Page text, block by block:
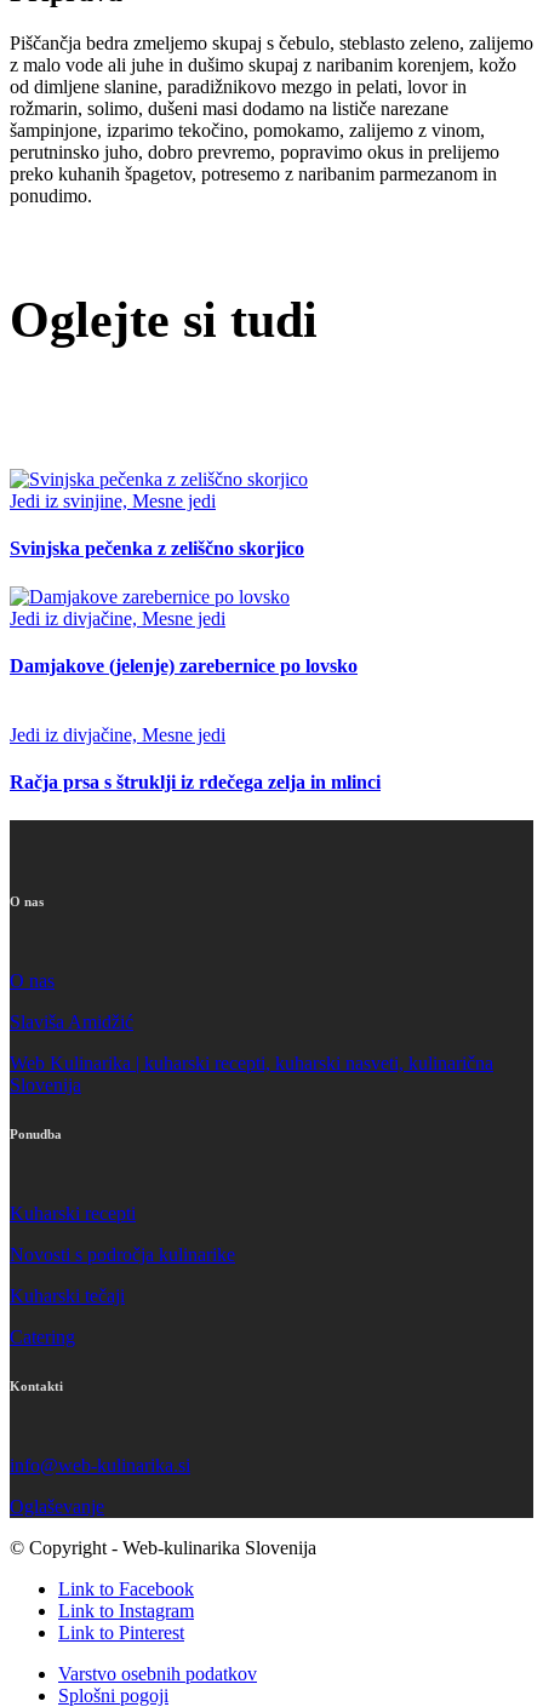
Piščančja bedra zmeljemo skupaj s čebulo, steblasto zeleno, zalijemo
z malo vode ali juhe in dušimo skupaj z naribanim korenjem, kožo
od dimljene slanine, paradižnikovo mezgo in pelati, lovor in
rožmarin, solimo, dušeni masi dodamo na lističe narezane
šampinjone, izparimo tekočino, pomokamo, zalijemo z vinom,
perutninsko juho, dobro prevremo, popravimo okus in prelijemo
preko kuhanih špagetov, potresemo z naribanim parmezanom in
ponudimo.
Oglejte si tudi
Jedi iz svinjine, Mesne jedi
Svinjska pečenka z zeliščno skorjico
Jedi iz divjačine, Mesne jedi
Damjakove (jelenje) zarebernice po lovsko
Jedi iz divjačine, Mesne jedi
Račja prsa s štruklji iz rdečega zelja in mlinci
O nas
O nas
Slaviša Amidžić
Web Kulinarika | kuharski recepti, kuharski nasveti, kulinarična
Slovenija
Ponudba
Kuharski recepti
Novosti s področja kulinarike
Kuharski tečaji
Catering
Kontakti
info@web-kulinarika.si
Oglaševanje
© Copyright - Web-kulinarika Slovenija
Link to Facebook
Link to Instagram
Link to Pinterest
Varstvo osebnih podatkov
Splošni pogoji